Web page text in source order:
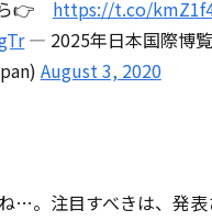
👉 https://t.co/
— 2025年日本国際博覧
August 3, 2020
…。注目すべきは、発表